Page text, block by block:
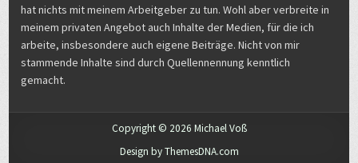
hat nichts mit meinem Arbeitgeber zu tun. Wohl aber verbreite in
meinem privaten Angebot auch Inhalte der Medien, für die ich
arbeite, insbesondere auch eigene Beiträge. Nicht von mir
stammende Inhalte sind durch Quellennennung kenntlich
gemacht.
Copyright © 2026 Michael Voß
Design by ThemesDNA.com